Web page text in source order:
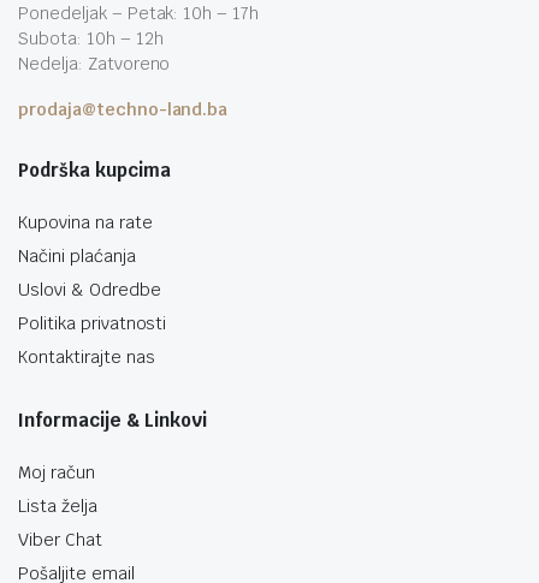
Ponedeljak – Petak: 10h – 17h
Subota: 10h – 12h
Nedelja: Zatvoreno
prodaja@techno-land.ba
Podrška kupcima
Kupovina na rate
Načini plaćanja
Uslovi & Odredbe
Politika privatnosti
Kontaktirajte nas
Informacije & Linkovi
Moj račun
Lista želja
Viber Chat
Pošaljite email